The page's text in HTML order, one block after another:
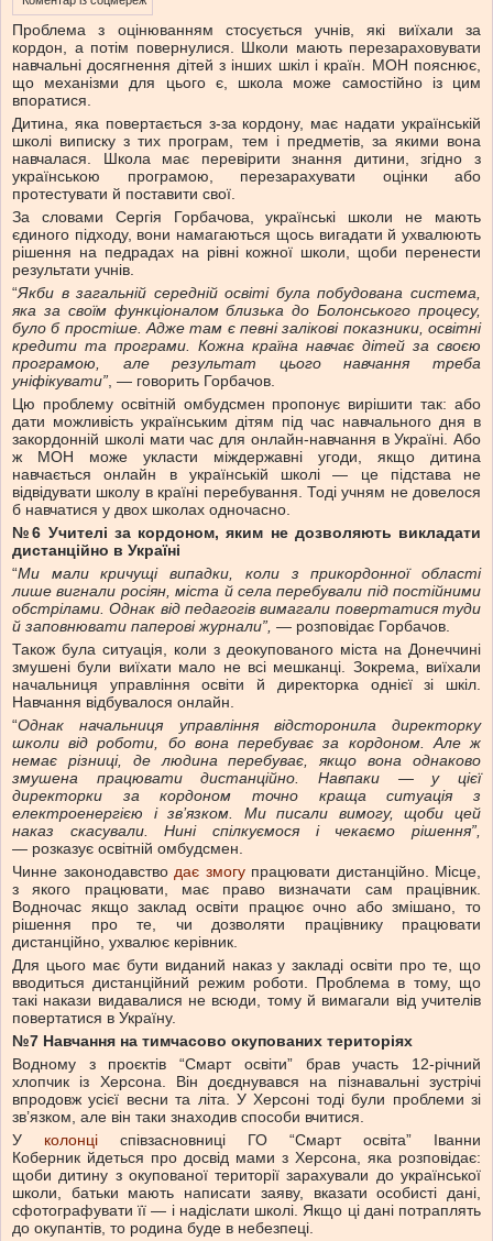
Проблема з оцінюванням стосується учнів, які виїхали за
кордон, а потім повернулися. Школи мають перезараховувати
навчальні досягнення дітей з інших шкіл і країн. МОН пояснює,
що механізми для цього є, школа може самостійно із цим
впоратися.
Дитина, яка повертається з-за кордону, має надати українській
школі виписку з тих програм, тем і предметів, за якими вона
навчалася. Школа має перевірити знання дитини, згідно з
українською програмою, перезарахувати оцінки або
протестувати й поставити свої.
За словами Сергія Горбачова, українські школи не мають
єдиного підходу, вони намагаються щось вигадати й ухвалюють
рішення на педрадах на рівні кожної школи, щоби перенести
результати учнів.
“Якби в загальній середній освіті була побудована система,
яка за своїм функціоналом близька до Болонського процесу,
було б простіше. Адже там є певні залікові показники, освітні
кредити та програми. Кожна країна навчає дітей за своєю
програмою, але результат цього навчання треба
уніфікувати”, — говорить Горбачов.
Цю проблему освітній омбудсмен пропонує вирішити так: або
дати можливість українським дітям під час навчального дня в
закордонній школі мати час для онлайн-навчання в Україні. Або
ж МОН може укласти міждержавні угоди, якщо дитина
навчається онлайн в українській школі — це підстава не
відвідувати школу в країні перебування. Тоді учням не довелося
б навчатися у двох школах одночасно.
№6 Учителі за кордоном, яким не дозволяють викладати
дистанційно в Україні
“Ми мали кричущі випадки, коли з прикордонноїобласті
лишевигнали росіян, міста й села перебували під постійними
обстрілами. Однак від педагогів вимагали повертатися туди
й заповнювати паперові журнали”, — розповідає Горбачов.
Також була ситуація, коли з деокупованого міста на Донеччині
змушені були виїхати мало не всі мешканці. Зокрема, виїхали
начальниця управління освіти й директорка однієї зі шкіл.
Навчання відбувалося онлайн.
“Однак начальниця управління відсторонила директорку
школи від роботи, бо вона перебуває за кордоном. Але ж
немає різниці, де людина перебуває, якщо вона однаково
змушена працювати дистанційно. Навпаки — у цієї
директорки за кордоном точно краща ситуація з
електроенергією і зв’язком. Ми писали вимогу, щоби цей
наказ скасували. Нині спілкуємося і чекаємо рішення”,
— розказує освітній омбудсмен.
Чинне законодавство дає змогупрацювати дистанційно. Місце,
з якого працювати, має право визначати сам працівник.
Водночас якщо заклад освіти працює очно або змішано, то
рішення про те, чи дозволяти працівнику працювати
дистанційно, ухвалює керівник.
Для цього має бути виданий наказ у закладі освіти про те, що
вводиться дистанційний режим роботи. Проблема в тому, що
такі накази видавалися не всюди, тому й вимагали від учителів
повертатися в Україну.
№7 Навчання на тимчасово окупованих територіях
Водному з проєктів “Смарт освіти” брав участь 12-річний
хлопчик із Херсона. Він доєднувався на пізнавальні зустрічі
впродовж усієї весни та літа. У Херсоні тоді були проблеми зі
зв’язком, але він таки знаходив способи вчитися.
У колонці співзасновниці ГО “Смарт освіта” Іванни
Коберник йдеться про досвід мами з Херсона, яка розповідає:
щоби дитину з окупованої території зарахували до української
школи, батьки мають написати заяву, вказати особисті дані,
сфотографувати її — і надіслати школі. Якщо ці дані потраплять
до окупантів, то родина буде в небезпеці.